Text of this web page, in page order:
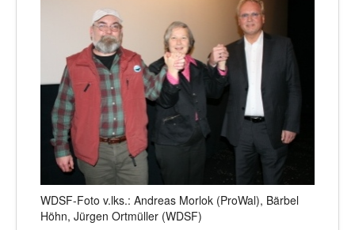
WDSF-Foto v.lks.: Andreas Morlok (ProWal), Bärbel
Höhn, Jürgen Ortmüller (WDSF)